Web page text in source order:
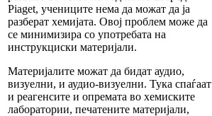
Piaget, учениците нема да можат да ја
разберат хемијата. Овој проблем може да
се минимизира со употребата на
инструкциски материјали.
Материјалите можат да бидат аудио,
визуелни, и аудио-визуелни. Тука спаѓаат
и реагенсите и опремата во хемиските
лаборатории, печатените материјали,